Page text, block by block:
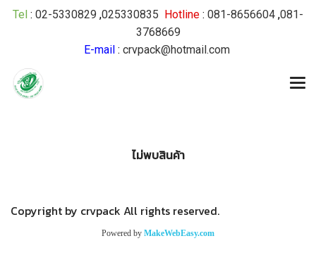
Tel : 02-5330829 ,025330835 Hotline : 081-8656604 ,081-
3768669
E-mail: crvpack@hotmail.com
ไม่พบสินค้า
Copyright by crvpack All rights reserved.
Powered by MakeWebEasy.com